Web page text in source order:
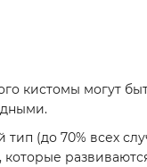
кистомы могут
тип (до 70% всех